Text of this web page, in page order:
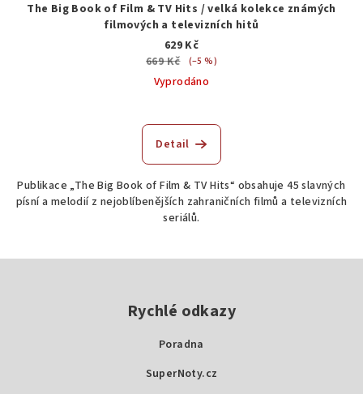
The Big Book of Film & TV Hits / velká kolekce známých
filmových a televizních hitů
629 Kč
669 Kč
(–5 %)
Vyprodáno
Detail
Publikace „The Big Book of Film & TV Hits“ obsahuje 45 slavných
písní a melodií z nejoblíbenějších zahraničních filmů a televizních
seriálů.
Rychlé odkazy
Poradna
SuperNoty.cz